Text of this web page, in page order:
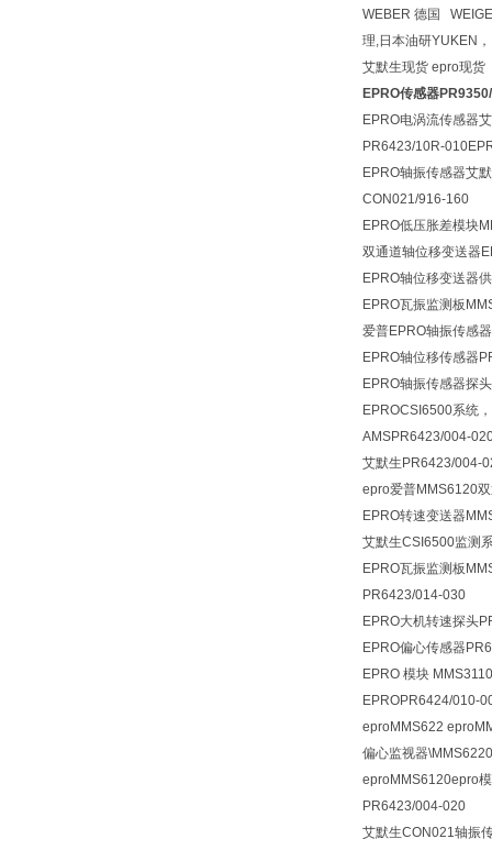
WEBER 德国
理,日本油研YUKEN
艾默生现货 epro现货
EPRO传感器
EPRO电涡流传感器
PR6423/10R-
EPRO轴振传感器艾
CON021/916-160
EPRO低压胀差模块
双通道轴位移变送器
EPRO轴位移变送器
EPRO瓦振监测板
爱普EPRO轴振传感
EPRO轴位移传感器
EPRO轴振传感器探
EPROCSI6500系统
AMSPR6423/004-
艾默生PR6423/004-
epro爱普MMS6120
EPRO转速变送器
艾默生CSI6500监测
EPRO瓦振监测板
PR6423/014-030
EPRO大机转速探头
EPRO偏心传感器
EPRO 模块
EPROPR6424/010-
eproMMS622
偏心监视器
eproMMS6120epro
PR6423/004-020
艾默生CON021轴振